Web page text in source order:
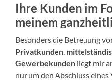
Ihre Kunden im
meinem
Besonders die Betreuung
Privatkunden
Gewerbekunden liegt mir
nur um den Abschluss eines